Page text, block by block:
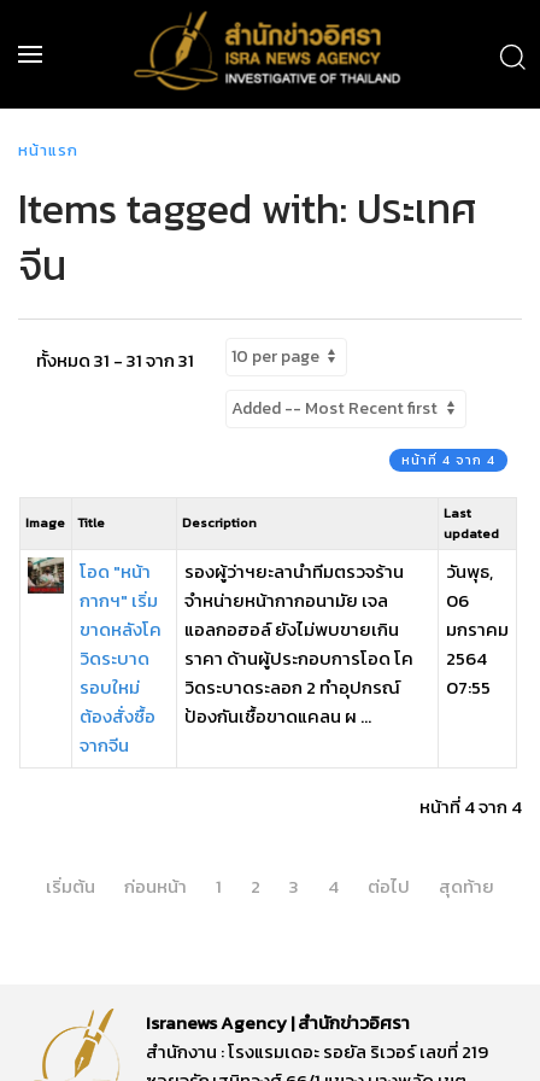
หน้าแรก
Items tagged with: ประเทศ
จีน
ทั้งหมด 31 - 31 จาก 31
หน้าที่ 4 จาก 4
Image Title Description
Last
updated
โอด "หน้า
กากฯ" เริ่ม
ขาดหลังโค
วิดระบาด
รอบใหม่
ต้องสั่งซื้อ
จากจีน
รองผู้ว่าฯยะลานำทีมตรวจร้าน
จำหน่ายหน้ากากอนามัย เจล
แอลกอฮอล์ ยังไม่พบขายเกิน
ราคา ด้านผู้ประกอบการโอด โค
วิดระบาดระลอก 2 ทำอุปกรณ์
ป้องกันเชื้อขาดแคลน ผ ...
วันพุธ,
06
มกราคม
2564
07:55
หน้าที่ 4 จาก 4
เริ่มต้น ก่อนหน้า 1 2 3 4 ต่อไป สุดท้าย
Isranews Agency | สำนักข่าวอิศรา
สำนักงาน : โรงแรมเดอะ รอยัล ริเวอร์ เลขที่ 219